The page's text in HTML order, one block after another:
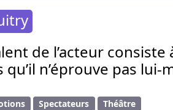
de l’acteur
n’éprouve pas lui-
Spectateurs Théâtre